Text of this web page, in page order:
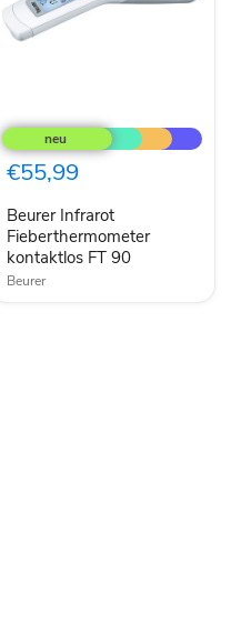
Infrarot
Fieberthermometer
kontaktlos
FT
€55,99
Beurer Infrarot
Fieberthermometer
kontaktlos FT 90
Beurer